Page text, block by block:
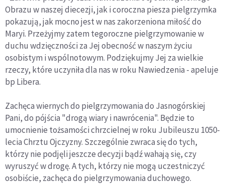
Obrazu w naszej diecezji, jak i coroczna piesza pielgrzymka
pokazują, jak mocno jest w nas zakorzeniona miłość do
Maryi. Przeżyjmy zatem tegoroczne pielgrzymowanie w
duchu wdzięczności za Jej obecność w naszym życiu
osobistym i wspólnotowym. Podziękujmy Jej za wielkie
rzeczy, które uczyniła dla nas w roku Nawiedzenia - apeluje
bp Libera.
Zachęca wiernych do pielgrzymowania do Jasnogórskiej
Pani, do pójścia "drogą wiary i nawrócenia". Będzie to
umocnienie tożsamości chrzcielnej w roku Jubileuszu 1050-
lecia Chrztu Ojczyzny. Szczególnie zwraca się do tych,
którzy nie podjęli jeszcze decyzji bądź wahają się, czy
wyruszyć w drogę. A tych, którzy nie mogą uczestniczyć
osobiście, zachęca do pielgrzymowania duchowego.